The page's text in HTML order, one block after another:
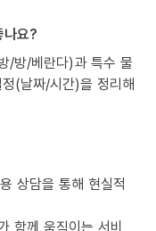
나요?
/방/베란다)과 특수 물
(날짜/시간)을 정리해
상담을 통해 현실적
함께 움직이는 서비